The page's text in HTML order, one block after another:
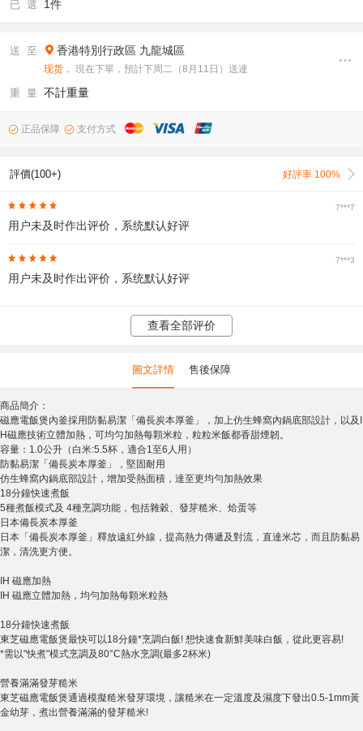
已 選 1件
送 至 香港特別行政區 九龍城區
现货 ， 現在下單，預計下周二（8月11日）送達
重 量 不計重量
正品保障 支付方式
評價(100+) 好評率 100%
7***7
用户未及时作出评价，系统默认好评
7***3
用户未及时作出评价，系统默认好评
查看全部评价
圖文詳情 售後保障
商品簡介：
磁應電飯煲內釜採用防黏易潔「備長炭本厚釜」，加上仿生蜂窩內鍋底部設計，以及I
H磁應技術立體加熱，可均匀加熱每顆米粒，粒粒米飯都香甜煙韌。
容量：1.0公升（白米:5.5杯，適合1至6人用）
防黏易潔「備長炭本厚釜」，堅固耐用
仿生蜂窩內鍋底部設計，增加受熱面積，達至更均勻加熱效果
18分鐘快速煮飯
5種煮飯模式及 4種烹調功能，包括雜穀、發芽糙米、烚蛋等
日本備長炭本厚釜
日本「備長炭本厚釜」釋放遠紅外線，提高熱力傳遞及對流，直達米芯，而且防黏易
潔，清洗更方便。
IH 磁應加熱
IH 磁應立體加熱，均勻加熱每顆米粒熱
18分鐘快速煮飯
東芝磁應電飯煲最快可以18分鐘*烹調白飯! 想快速食新鮮美味白飯，從此更容易!
*需以"快煮"模式烹調及80°C熱水烹調(最多2杯米)
營養滿滿發芽糙米
東芝磁應電飯煲通過模擬糙米發芽環境，讓糙米在一定溫度及濕度下發出0.5-1mm黃
金幼芽，煮出營養滿滿的發芽糙米!